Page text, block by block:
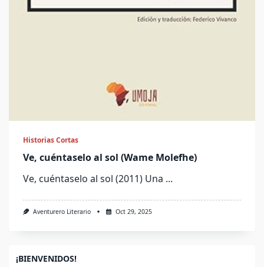
Historias Cortas
Ve, cuéntaselo al sol (Wame Molefhe)
Ve, cuéntaselo al sol (2011) Una ...
Aventurero Literario Oct 29, 2025
¡BIENVENIDOS!